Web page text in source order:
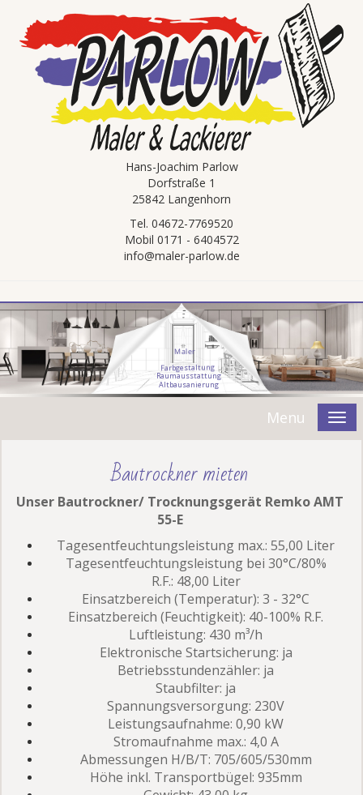
Hans-Joachim Parlow
Dorfstraße 1
25842 Langenhorn
Tel. 04672-7769520
Mobil 0171 - 6404572
info@maler-parlow.de
Maler
Raumausstattung
Farbgestaltung
Altbausanierung
Menu
Bautrockner mieten
Unser Bautrockner/ Trocknungsgerät Remko AMT
55-E
Tagesentfeuchtungsleistung max.:55,00 Liter
Tagesentfeuchtungsleistung bei 30°C/80%
R.F.: 48,00 Liter
Einsatzbereich (Temperatur):3 - 32°C
Einsatzbereich (Feuchtigkeit): 40-100% R.F.
Luftleistung: 430 m³/h
Elektronische Startsicherung: ja
Betriebsstundenzähler: ja
Staubfilter: ja
Spannungsversorgung: 230V
Leistungsaufnahme:0,90 kW
Stromaufnahme max.: 4,0 A
Abmessungen H/B/T: 705/605/530mm
Höhe inkl. Transportbügel: 935mm